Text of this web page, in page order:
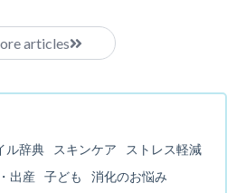
articles
ル辞典 スキンケア
ストレス軽減
出産 子ども
消化のお悩み